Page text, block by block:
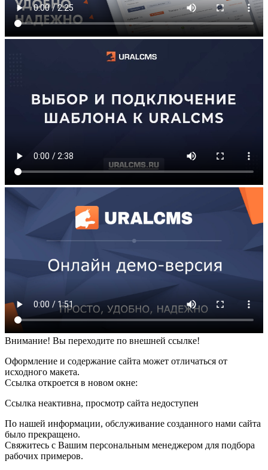
Внимание! Вы переходите по внешней ссылке!
Оформление и содержание сайта может отличаться от
исходного макета.
Ссылка откроется в новом окне:
Ссылка неактивна, просмотр сайта недоступен
По нашей информации, обслуживание созданного нами сайта
было прекращено.
Свяжитесь с Вашим персональным менеджером для подбора
рабочих примеров.